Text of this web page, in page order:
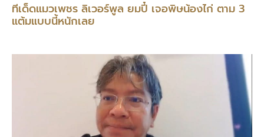
ทีเด็ดแมวเพชร ลิเวอร์พูล ยมปี๋ เจอพิษน้องไก่ ตาม 3
แต้มแบบนี้หนักเลย